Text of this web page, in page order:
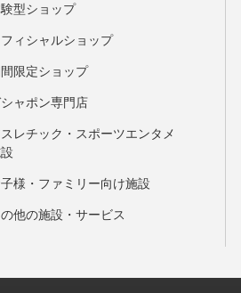
型ショップ
ィシャルショップ
限定ショップ
ャポン専門店
レチック・スポーツエンタメ
様・ファミリー向け施設
他の施設・サービス